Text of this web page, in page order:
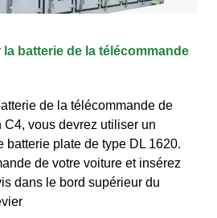
batterie de la télécommande
de la télécommande de
C4, vous devrez utiliser un
batterie plate de type DL 1620.
de votre voiture et insérez
dans le bord supérieur du